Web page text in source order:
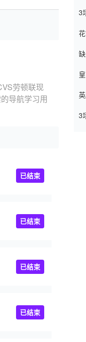
劳顿联现
导航学习用
已结束
已结束
已结束
已结束
3
3